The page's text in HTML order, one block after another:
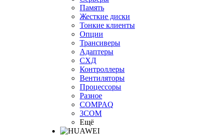
Память
Жесткие диски
Тонкие клиенты
Опции
Трансиверы
Адаптеры
СХД
Контроллеры
Вентиляторы
Процессоры
Разное
COMPAQ
3COM
Ещё